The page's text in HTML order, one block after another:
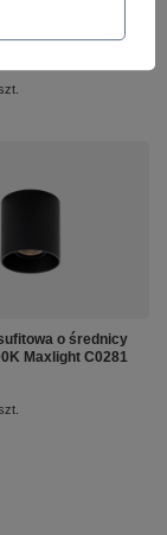
natynkowa
3000K Maxlight
o średnicy
Maxlight C0281